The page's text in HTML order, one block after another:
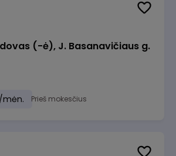
(-ė), J. Basanavičiaus g.
mėn. Prieš mokesčius